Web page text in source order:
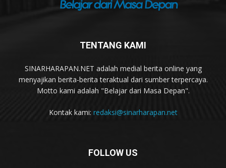
TENTANG KAMI
SINARHARAPAN.NET adalah medial berita online yang
menyajikan berita-berita teraktual dari sumber terpercaya.
Motto kami adalah "Belajar dari Masa Depan".
Kontak kami: redaksi@sinarharapan.net
FOLLOW US